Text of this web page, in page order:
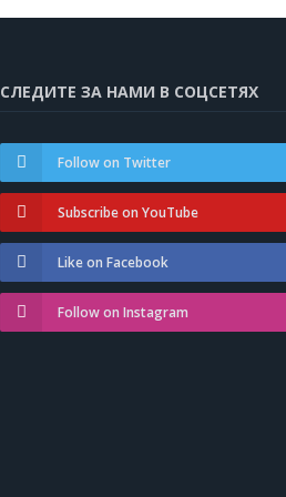
СЛЕДИТЕ ЗА НАМИ В СОЦСЕТЯХ
Follow on Twitter
Subscribe on YouTube
Like on Facebook
Follow on Instagram